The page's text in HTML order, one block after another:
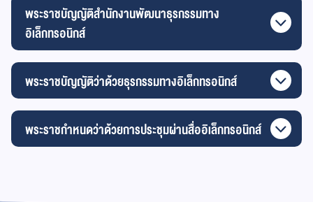
พระราชบัญญัติสำนักงานพัฒนาธุรกรรมทาง
อิเล็กทรอนิกส์
พระราชบัญญัติว่าด้วยธุรกรรมทางอิเล็กทรอนิกส์
พระราชกำหนดว่าด้วยการประชุมผ่านสื่ออิเล็กทรอนิกส์